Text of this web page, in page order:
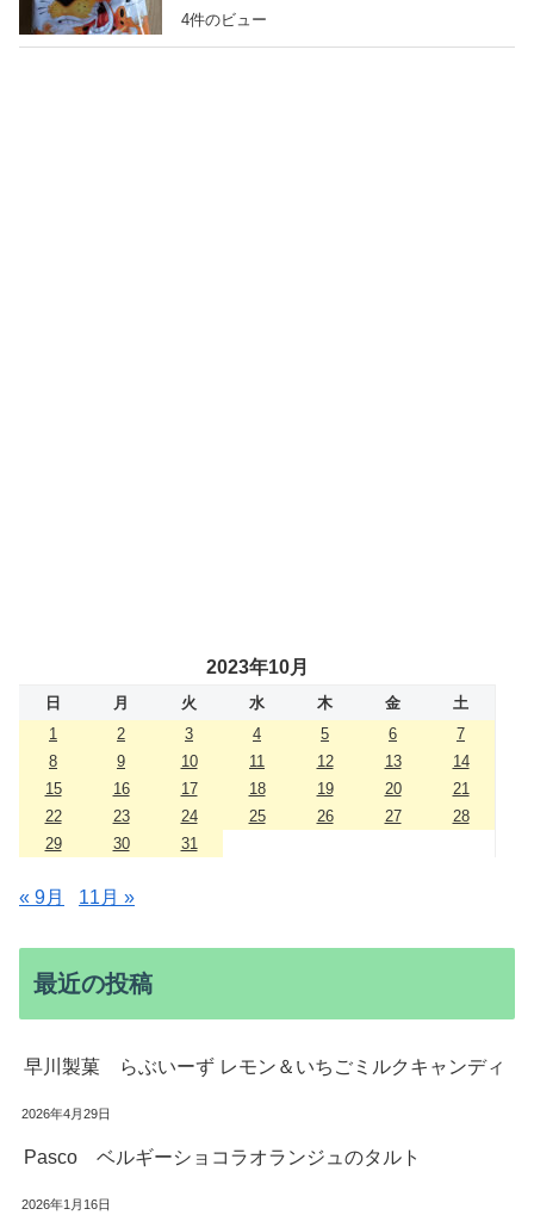
4件のビュー
2023年10月
日 月 火 水 木 金
土
1
2 3 4 5 6
7
8
9 10 11 12 13
14
15
16 17 18 19 20
21
22
23 24 25 26 27
28
29
30 31
« 9月 11月 »
最近の投稿
早川製菓 らぶいーず レモン＆いちごミルクキャンディ
2026年4月29日
Pasco ベルギーショコラオランジュのタルト
2026年1月16日